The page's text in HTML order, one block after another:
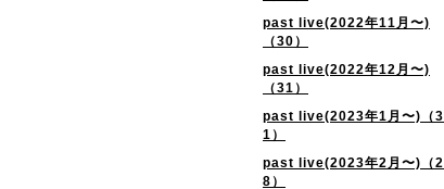
past live(2022年11月〜)
（30）
past live(2022年12月〜)
（31）
past live(2023年1月〜)（3
1）
past live(2023年2月〜)（2
8）